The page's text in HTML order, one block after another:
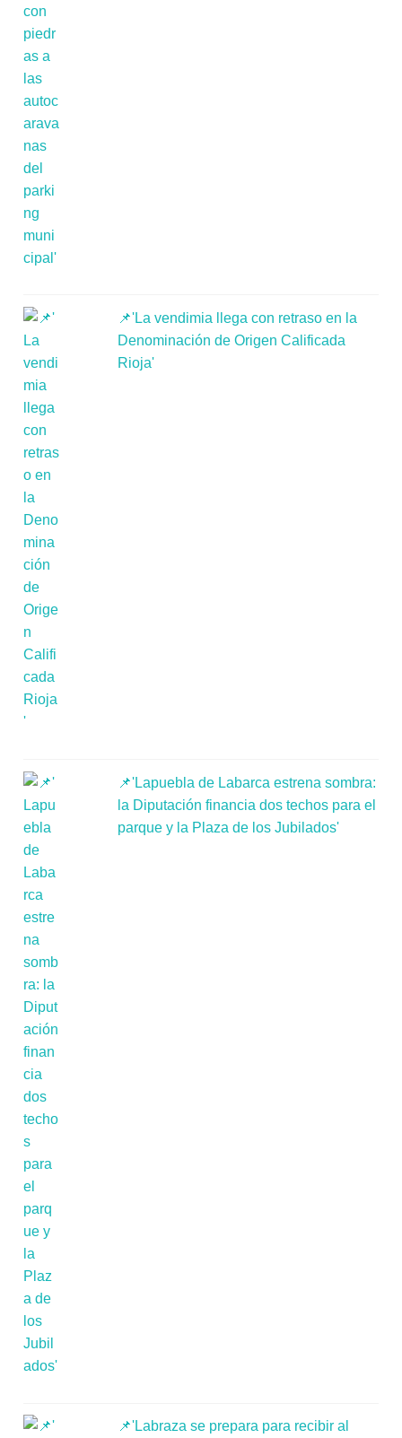
📌'La vendimia llega con retraso en la
Denominación de Origen Calificada
Rioja'
📌'Lapuebla de Labarca estrena sombra:
la Diputación financia dos techos para el
parque y la Plaza de los Jubilados'
📌'Labraza se prepara para recibir al